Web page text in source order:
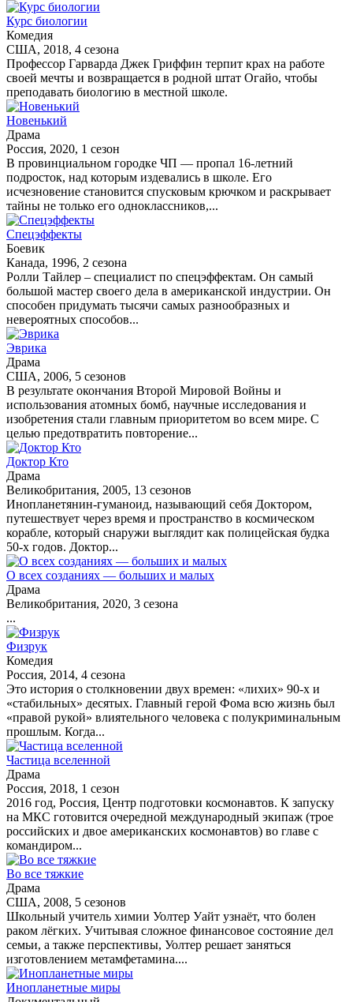
Курс биологии
Комедия
США, 2018, 4 сезона
Профессор Гарварда Джек Гриффин терпит крах на работе
своей мечты и возвращается в родной штат Огайо, чтобы
преподавать биологию в местной школе.
Новенький
Драма
Россия, 2020, 1 сезон
В провинциальном городке ЧП — пропал 16-летний
подросток, над которым издевались в школе. Его
исчезновение становится спусковым крючком и раскрывает
тайны не только его одноклассников,...
Спецэффекты
Боевик
Канада, 1996, 2 сезона
Ролли Тайлер – специалист по спецэффектам. Он самый
большой мастер своего дела в американской индустрии. Он
способен придумать тысячи самых разнообразных и
невероятных способов...
Эврика
Драма
США, 2006, 5 сезонов
В результате окончания Второй Мировой Войны и
использования атомных бомб, научные исследования и
изобретения стали главным приоритетом во всем мире. С
целью предотвратить повторение...
Доктор Кто
Драма
Великобритания, 2005, 13 сезонов
Инопланетянин-гуманоид, называющий себя Доктором,
путешествует через время и пространство в космическом
корабле, который снаружи выглядит как полицейская будка
50-х годов. Доктор...
О всех созданиях — больших и малых
Драма
Великобритания, 2020, 3 сезона
...
Физрук
Комедия
Россия, 2014, 4 сезона
Это история о столкновении двух времен: «лихих» 90-х и
«стабильных» десятых. Главный герой Фома всю жизнь был
«правой рукой» влиятельного человека с полукриминальным
прошлым. Когда...
Частица вселенной
Драма
Россия, 2018, 1 сезон
2016 год, Россия, Центр подготовки космонавтов. К запуску
на МКС готовится очередной международный экипаж (трое
российских и двое американских космонавтов) во главе с
командиром...
Во все тяжкие
Драма
США, 2008, 5 сезонов
Школьный учитель химии Уолтер Уайт узнаёт, что болен
раком лёгких. Учитывая сложное финансовое состояние дел
семьи, а также перспективы, Уолтер решает заняться
изготовлением метамфетамина....
Инопланетные миры